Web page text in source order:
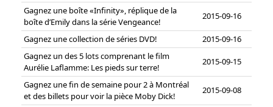
Gagnez une boîte «Infinity», réplique de la
boîte d’Emily dans la série Vengeance!
2015-09-16
Gagnez une collection de séries DVD!
2015-09-16
Gagnez un des 5 lots comprenant le film
Aurélie Laflamme: Les pieds sur terre!
2015-09-15
Gagnez une fin de semaine pour 2 à Montréal
et des billets pour voir la pièce Moby Dick!
2015-09-08